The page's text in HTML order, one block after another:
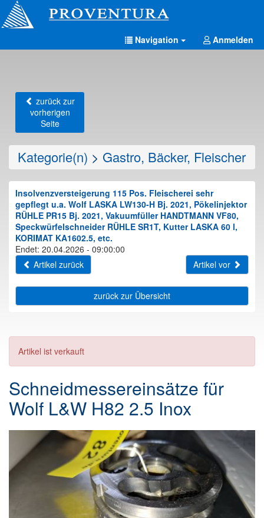
Navigation Anmelden
zurück zur
vorherigen
Seite
Kategorie(n) > Gastro, Bäcker, Fleischer
Insolvenzversteigerung 115 Pos. Fleischerei sehr
gepflegt u.a. Wolf LASKA LW130-H Bj. 2021, Pökelinjektor
RÜHLE PR15 Bj. 2021, Vakuumfüller HANDTMANN VF80,
Speckwürfelschneider RÜHLE SR1T, Kutter LASKA 60 l,
KORIMAT KA1602.5, etc.
Endet: 20.04.2026 - 09:00:00
Artikel zurück
Artikel vor
zurück zur Übersicht
Artikel ist verkauft
Schneidmessereinsätze für
Wolf L&W H82 2.5 Inox